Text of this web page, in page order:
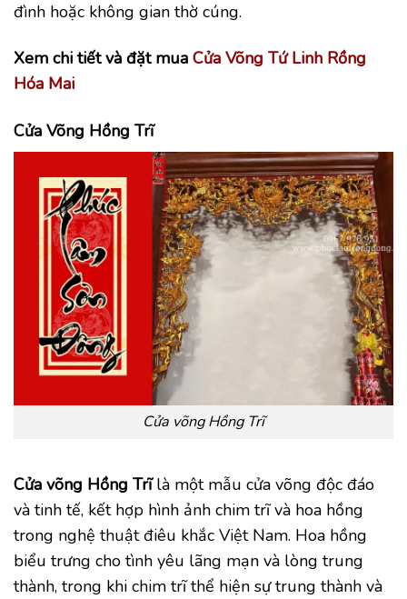
đình hoặc không gian thờ cúng.
Xem chi tiết và đặt mua Cửa Võng Tứ Linh Rồng
Hóa Mai
Cửa Võng Hồng Trĩ
Cửa võng Hồng Trĩ
Cửa võng Hồng Trĩlà một mẫu cửa võng độc đáo
và tinh tế, kết hợp hình ảnh chim trĩ và hoa hồng
trong nghệ thuật điêu khắc Việt Nam. Hoa hồng
biểu trưng cho tình yêu lãng mạn và lòng trung
thành, trong khi chim trĩ thể hiện sự trung thành và